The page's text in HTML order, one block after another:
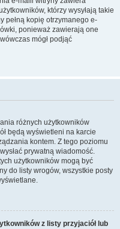
którzy wysyłają takie
pełną kopię otrzymanego e-
ponieważ zawierają one
mógł podjąć
różnych użytkowników
będą wyświetleni na karcie
kontem. Z tego poziomu
prywatną wiadomość.
użytkowników mogą być
do listy wrogów, wszystkie posty
z listy przyjaciół lub